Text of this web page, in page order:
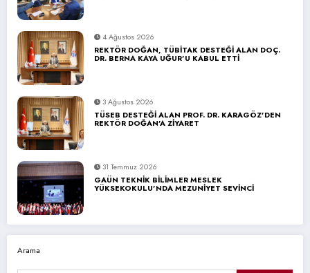
4 Ağustos 2026
REKTÖR DOĞAN, TÜBİTAK DESTEĞİ ALAN DOÇ.
DR. BERNA KAYA UĞUR’U KABUL ETTİ
3 Ağustos 2026
TÜSEB DESTEĞİ ALAN PROF. DR. KARAGÖZ’DEN
REKTÖR DOĞAN’A ZİYARET
31 Temmuz 2026
GAÜN TEKNİK BİLİMLER MESLEK
YÜKSEKOKULU’NDA MEZUNİYET SEVİNCİ
Arama